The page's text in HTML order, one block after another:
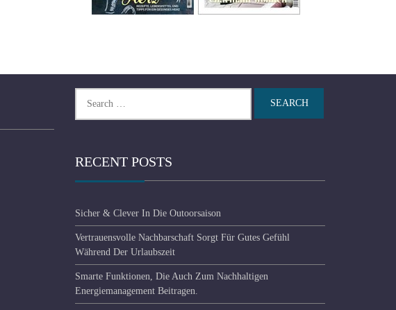
for:
RECENT POSTS
Sicher & Clever In Die Outoorsaison
Vertrauensvolle Nachbarschaft Sorgt Für Gutes Gefühl
Während Der Urlaubszeit
Smarte Funktionen, Die Auch Zum Nachhaltigen
Energiemanagement Beitragen.